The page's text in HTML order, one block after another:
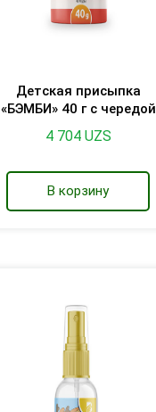
Детская присыпка
«БЭМБИ» 40 г с чередой
4 704 UZS
В корзину